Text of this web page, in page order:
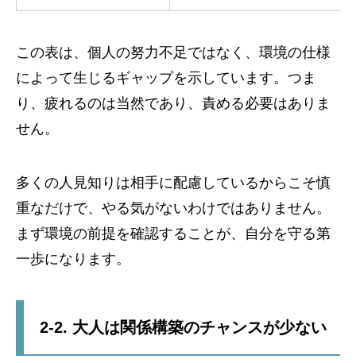
この表は、個人の努力不足ではなく、環境の仕様
によって生じるギャップを示しています。つま
り、疲れるのは当然であり、責める必要はありま
せん。
多くの人見知りは相手に配慮しているからこそ慎
重なだけで、やる気がないわけではありません。
まず環境の前提を確認することが、自分を守る第
一歩になります。
2-2. 大人は関係構築のチャンスが少ない